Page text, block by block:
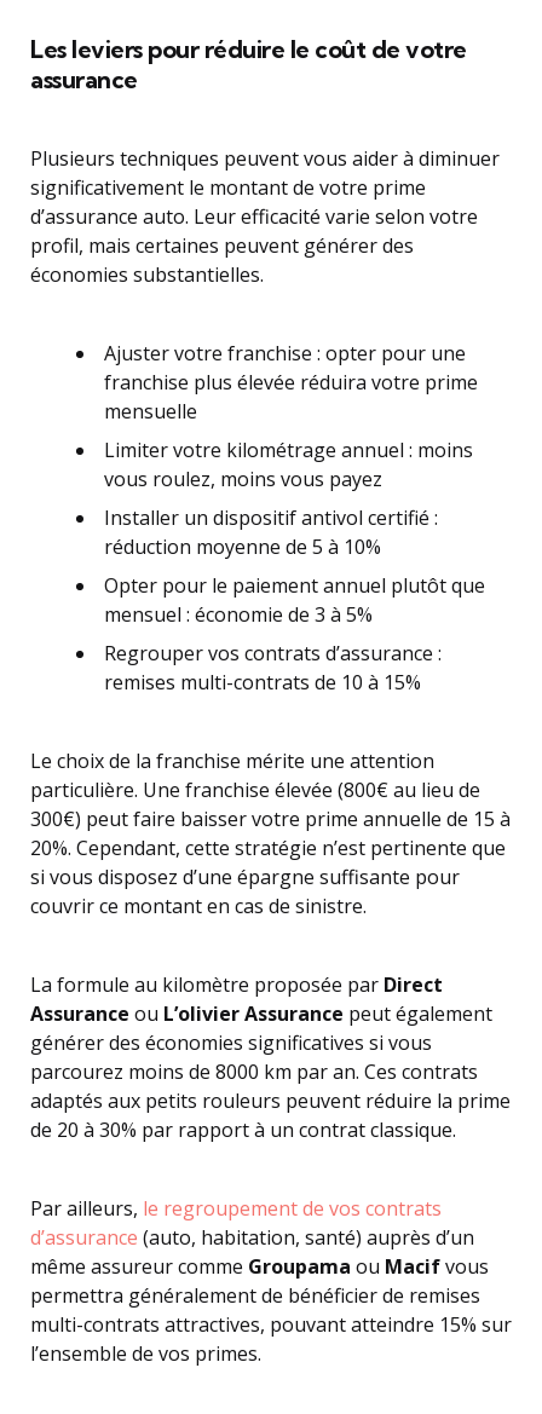
Les leviers pour réduire le coût de votre
assurance
Plusieurs techniques peuvent vous aider à diminuer
significativement le montant de votre prime
d’assurance auto. Leur efficacité varie selon votre
profil, mais certaines peuvent générer des
économies substantielles.
Ajuster votre franchise : opter pour une
franchise plus élevée réduira votre prime
mensuelle
Limiter votre kilométrage annuel : moins
vous roulez, moins vous payez
Installer un dispositif antivol certifié :
réduction moyenne de 5 à 10%
Opter pour le paiement annuel plutôt que
mensuel : économie de 3 à 5%
Regrouper vos contrats d’assurance :
remises multi-contrats de 10 à 15%
Le choix de la franchise mérite une attention
particulière. Une franchise élevée (800€ au lieu de
300€) peut faire baisser votre prime annuelle de 15 à
20%. Cependant, cette stratégie n’est pertinente que
si vous disposez d’une épargne suffisante pour
couvrir ce montant en cas de sinistre.
La formule au kilomètre proposée par Direct
Assurance ou L’olivier Assurance peut également
générer des économies significatives si vous
parcourez moins de 8000 km par an. Ces contrats
adaptés aux petits rouleurs peuvent réduire la prime
de 20 à 30% par rapport à un contrat classique.
Par ailleurs, le regroupement de vos contrats
d’assurance (auto, habitation, santé) auprès d’un
même assureur comme Groupama ou Macifvous
permettra généralement de bénéficier de remises
multi-contrats attractives, pouvant atteindre 15% sur
l’ensemble de vos primes.